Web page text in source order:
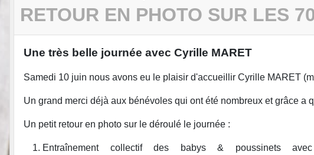
RETOUR EN PHOTO SUR LES
Une très belle journée avec Cyrille MARET
Samedi 10 juin nous avons eu le plaisir d'accueillir Cyrille MARET
Un grand merci déjà aux bénévoles qui ont été nombreux et grâce a
Un petit retour en photo sur le déroulé le journée :
Entraînement collectif des babys & poussinets